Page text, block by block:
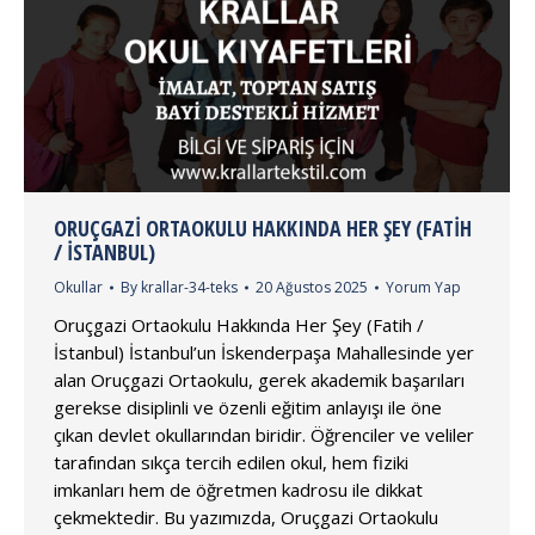
ORUÇGAZI ORTAOKULU HAKKINDA HER ŞEY (FATIH
/ İSTANBUL)
Okullar By krallar-34-teks 20 Ağustos 2025 Yorum Yap
Oruçgazi Ortaokulu Hakkında Her Şey (Fatih /
İstanbul) İstanbul’un İskenderpaşa Mahallesinde yer
alan Oruçgazi Ortaokulu, gerek akademik başarıları
gerekse disiplinli ve özenli eğitim anlayışı ile öne
çıkan devlet okullarından biridir. Öğrenciler ve veliler
tarafından sıkça tercih edilen okul, hem fiziki
imkanları hem de öğretmen kadrosu ile dikkat
çekmektedir. Bu yazımızda, Oruçgazi Ortaokulu